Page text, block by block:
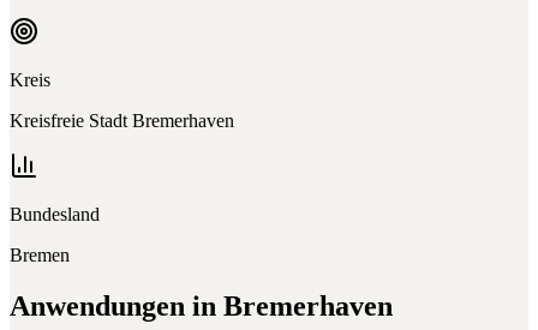
Kreis
Kreisfreie Stadt Bremerhaven
Bundesland
Bremen
Anwendungen in Bremerhaven